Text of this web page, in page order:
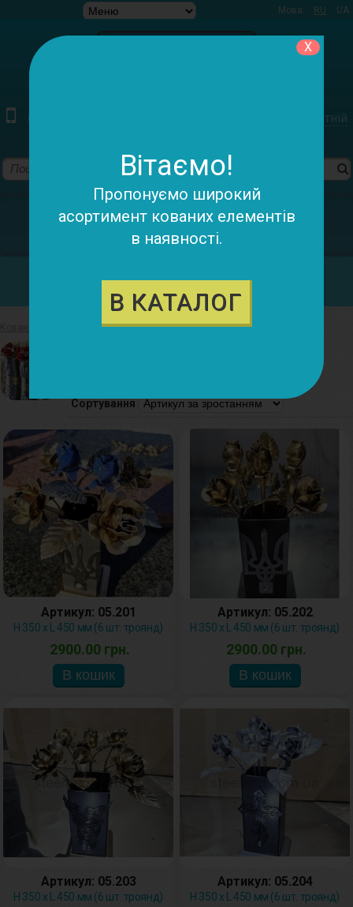
Мова: RU UA
(097) 220-79-78 (095) 055-98-05
Зворотній
У кошику:
0 товарів - 0.00 грн.
Категорії
Троянди, рози
Сортування
Артикул: 05.201
H 350 x L 450 мм (6 шт. троянд)
2900.00 грн.
Артикул: 05.202
H 350 x L 450 мм (6 шт. троянд)
2900.00 грн.
Артикул: 05.203
H 350 x L 450 мм (6 шт. троянд)
Артикул: 05.204
H 350 x L 450 мм (6 шт. троянд)
X
Вітаємо!
Пропонуємо широкий
асортимент кованих елементів
в наявності.
В КАТАЛОГ